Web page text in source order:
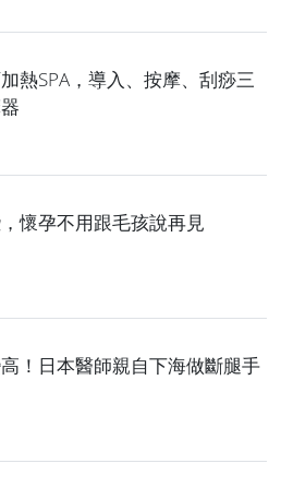
熱SPA，導入、按摩、刮痧三
懷孕不用跟毛孩說再見
！日本醫師親自下海做斷腿手